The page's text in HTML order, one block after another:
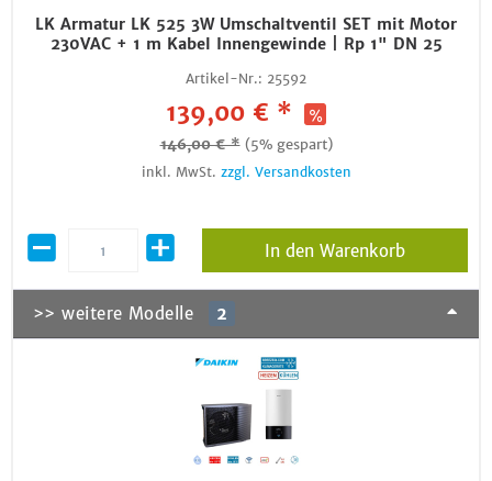
LK Armatur LK 525 3W Umschaltventil SET mit Motor
230VAC + 1 m Kabel Innengewinde | Rp 1" DN 25
Artikel-Nr.: 25592
139,00 € *
146,00 € * (5% gespart)
inkl. MwSt. zzgl. Versandkosten
In den Warenkorb
>> weitere Modelle 2